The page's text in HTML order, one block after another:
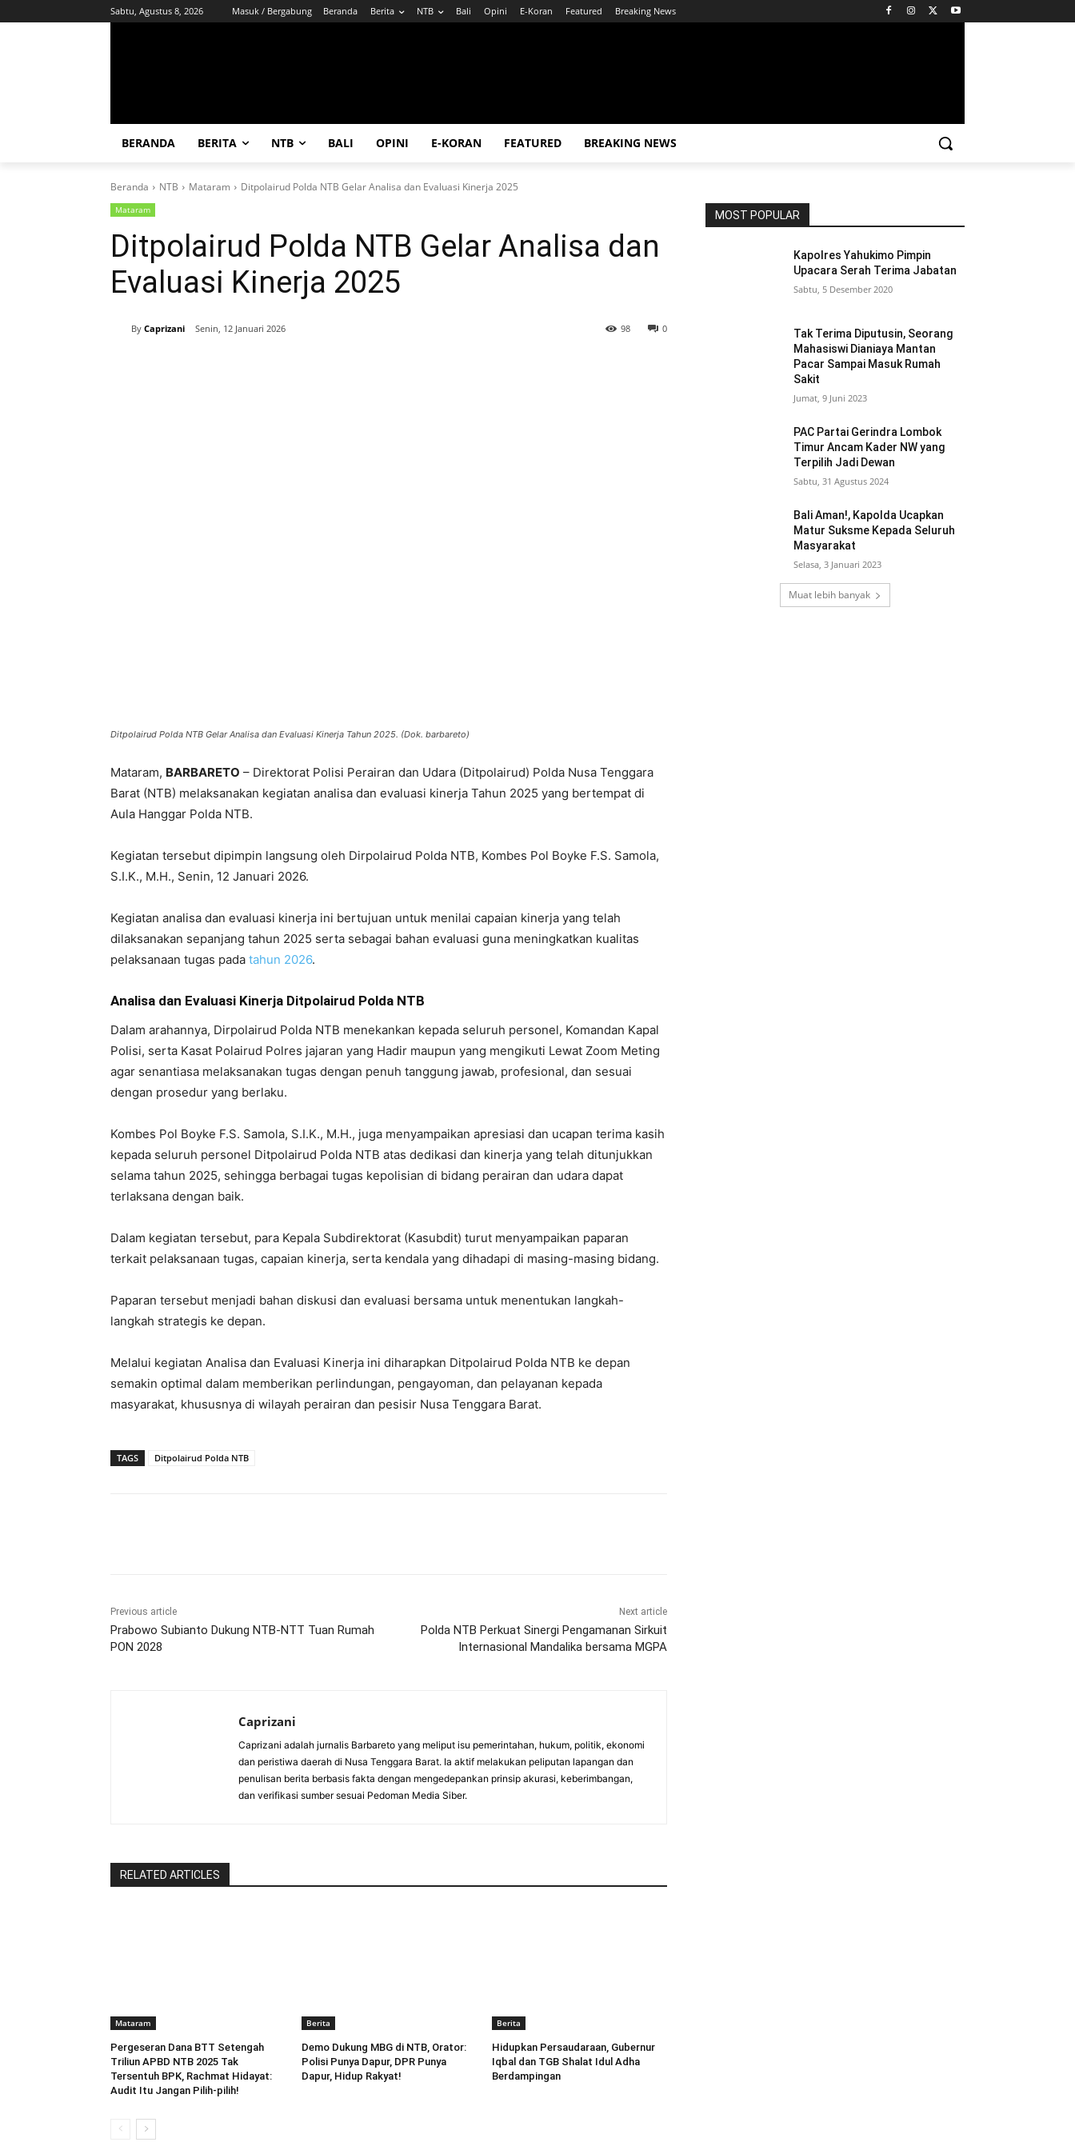
Sabtu, Agustus 8, 2026 Masuk / Bergabung Beranda Berita NTB Bali Opini E-Koran Featured Breaking News
BERANDA BERITA NTB BALI OPINI E-KORAN FEATURED BREAKING NEWS
Beranda NTB Mataram Ditpolairud Polda NTB Gelar Analisa dan Evaluasi Kinerja 2025
Mataram
Ditpolairud Polda NTB Gelar Analisa dan
Evaluasi Kinerja 2025
By Caprizani Senin, 12 Januari 2026 0
98
Ditpolairud Polda NTB Gelar Analisa dan Evaluasi Kinerja Tahun 2025. (Dok. barbareto)
Mataram, BARBARETO – Direktorat Polisi Perairan dan Udara (Ditpolairud) Polda Nusa Tenggara
Barat (NTB) melaksanakan kegiatan analisa dan evaluasi kinerja Tahun 2025 yang bertempat di
Aula Hanggar Polda NTB.
Kegiatan tersebut dipimpin langsung oleh Dirpolairud Polda NTB, Kombes Pol Boyke F.S. Samola,
S.I.K., M.H., Senin, 12 Januari 2026.
Kegiatan analisa dan evaluasi kinerja ini bertujuan untuk menilai capaian kinerja yang telah
dilaksanakan sepanjang tahun 2025 serta sebagai bahan evaluasi guna meningkatkan kualitas
pelaksanaan tugas pada tahun 2026.
Analisa dan Evaluasi Kinerja Ditpolairud Polda NTB
Dalam arahannya, Dirpolairud Polda NTB menekankan kepada seluruh personel, Komandan Kapal
Polisi, serta Kasat Polairud Polres jajaran yang Hadir maupun yang mengikuti Lewat Zoom Meting
agar senantiasa melaksanakan tugas dengan penuh tanggung jawab, profesional, dan sesuai
dengan prosedur yang berlaku.
Kombes Pol Boyke F.S. Samola, S.I.K., M.H., juga menyampaikan apresiasi dan ucapan terima kasih
kepada seluruh personel Ditpolairud Polda NTB atas dedikasi dan kinerja yang telah ditunjukkan
selama tahun 2025, sehingga berbagai tugas kepolisian di bidang perairan dan udara dapat
terlaksana dengan baik.
Dalam kegiatan tersebut, para Kepala Subdirektorat (Kasubdit) turut menyampaikan paparan
terkait pelaksanaan tugas, capaian kinerja, serta kendala yang dihadapi di masing-masing bidang.
Paparan tersebut menjadi bahan diskusi dan evaluasi bersama untuk menentukan langkah-
langkah strategis ke depan.
Melalui kegiatan Analisa dan Evaluasi Kinerja ini diharapkan Ditpolairud Polda NTB ke depan
semakin optimal dalam memberikan perlindungan, pengayoman, dan pelayanan kepada
masyarakat, khususnya di wilayah perairan dan pesisir Nusa Tenggara Barat.
TAGS Ditpolairud Polda NTB
Previous article
Prabowo Subianto Dukung NTB-NTT Tuan Rumah
PON 2028
Next article
Polda NTB Perkuat Sinergi Pengamanan Sirkuit
Internasional Mandalika bersama MGPA
Caprizani
Caprizani adalah jurnalis Barbareto yang meliput isu pemerintahan, hukum, politik, ekonomi
dan peristiwa daerah di Nusa Tenggara Barat. Ia aktif melakukan peliputan lapangan dan
penulisan berita berbasis fakta dengan mengedepankan prinsip akurasi, keberimbangan,
dan verifikasi sumber sesuai Pedoman Media Siber.
RELATED ARTICLES
Mataram
Pergeseran Dana BTT Setengah
Triliun APBD NTB 2025 Tak
Tersentuh BPK, Rachmat Hidayat:
Audit Itu Jangan Pilih-pilih!
Berita
Demo Dukung MBG di NTB, Orator:
Polisi Punya Dapur, DPR Punya
Dapur, Hidup Rakyat!
Berita
Hidupkan Persaudaraan, Gubernur
Iqbal dan TGB Shalat Idul Adha
Berdampingan
MOST POPULAR
Kapolres Yahukimo Pimpin
Upacara Serah Terima Jabatan
Sabtu, 5 Desember 2020
Tak Terima Diputusin, Seorang
Mahasiswi Dianiaya Mantan
Pacar Sampai Masuk Rumah
Sakit
Jumat, 9 Juni 2023
PAC Partai Gerindra Lombok
Timur Ancam Kader NW yang
Terpilih Jadi Dewan
Sabtu, 31 Agustus 2024
Bali Aman!, Kapolda Ucapkan
Matur Suksme Kepada Seluruh
Masyarakat
Selasa, 3 Januari 2023
Muat lebih banyak